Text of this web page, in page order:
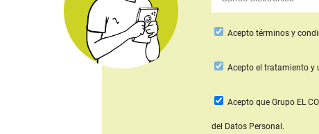
Acepto términos y
Aceptoel tratamiento y
Acepto que Grupo EL
del Datos Personal.